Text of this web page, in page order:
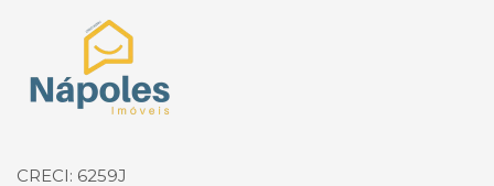
Página inicial
CRECI: 6259J